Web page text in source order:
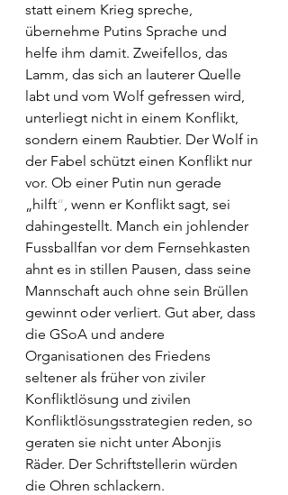
statt einem Krieg spreche,
übernehme Putins Sprache und
helfe ihm damit. Zweifellos, das
Lamm, das sich an lauterer Quelle
labt und vom Wolf gefressen wird,
unterliegt nicht in einem Konflikt,
sondern einem Raubtier. Der Wolf in
der Fabel schützt einen Konflikt nur
vor. Ob einer Putin nun gerade
„hilft“, wenn er Konflikt sagt, sei
dahingestellt. Manch ein johlender
Fussballfan vor dem Fernsehkasten
ahnt es in stillen Pausen, dass seine
Mannschaft auch ohne sein Brüllen
gewinnt oder verliert. Gut aber, dass
die GSoA und andere
Organisationen des Friedens
seltener als früher von ziviler
Konfliktlösung und zivilen
Konfliktlösungsstrategien reden, so
geraten sie nicht unter Abonjis
Räder. Der Schriftstellerin würden
die Ohren schlackern.